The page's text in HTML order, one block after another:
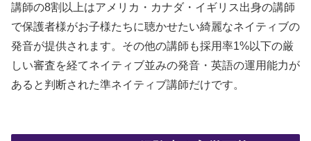
講師の8割以上はアメリカ・カナダ・イギリス出身の講師
で保護者様がお子様たちに聴かせたい綺麗なネイティブの
発音が提供されます。その他の講師も採用率1%以下の厳
しい審査を経てネイティブ並みの発音・英語の運用能力が
あると判断された準ネイティブ講師だけです。